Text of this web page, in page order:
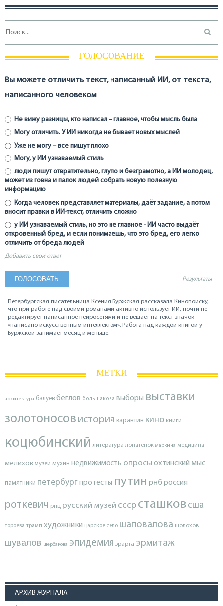
ГОЛОСОВАНИЕ
Вы можете отличить текст, написанный ИИ, от текста,
написанного человеком
Не вижу разницы, кто написал – главное, чтобы мысль была
Могу отличить. У ИИ никогда не бывает новых мыслей
Уже не могу – все пишут плохо
Могу, у ИИ узнаваемый стиль
люди пишут отвратительно, глупо и безграмотно, а ИИ молодец,
может из говна и палок людей собрать новую полезную
информацию
Когда человек представляет материалы, даёт задание, а потом
вносит правки в ИИ-текст, отличить сложно
у ИИ узнаваемый стиль, но это не главное - ИИ часто выдаёт
откровенный бред, и если понимаешь, что это бред, его легко
отличить от бреда людей
Добавить свой ответ
Результаты
Петербургская писательница Ксения Буржская рассказала Кинопоиску,
что при работе над своими романами активно использует ИИ, почти не
редактирует написанное нейросетями и не вешает на текст значок
«написано искусственным интеллектом». Работа над каждой книгой у
Буржской занимает месяц и меньше.
МЕТКИ
архитектура балуев беглов большакова выборы выставки
золотоносов история карантин кино книги
коцюбинский литература лопатенок маркина медицина
мелихов музеи мухин недвижимость опросы охтинский мыс
памятники петербургпротесты путин рнброссия
роткевич рпц русский музей ссср сташков сша
тороева трамп художники царское село шаповалова шолохов
шувалов щербакова эпидемия эрарта эрмитаж
АРХИВ ЖУРНАЛА